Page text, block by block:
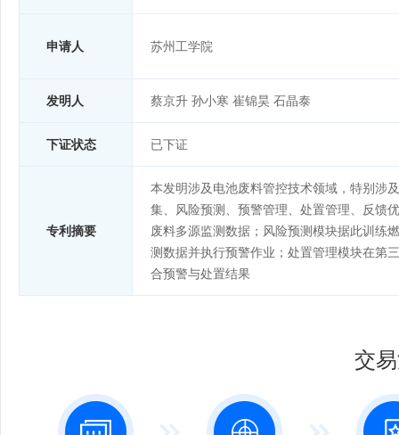
申请人 苏州工学院
发明人 蔡京升 孙小寒 崔锦昊 石晶泰
下证状态 已下证
专利摘要
本发明涉及电池废料管控技术领域，特别涉
集、风险预测、预警管理、处置管理、反馈
废料多源监测数据；风险预测模块据此训练
测数据并执行预警作业；处置管理模块在第
合预警与处置结果
交